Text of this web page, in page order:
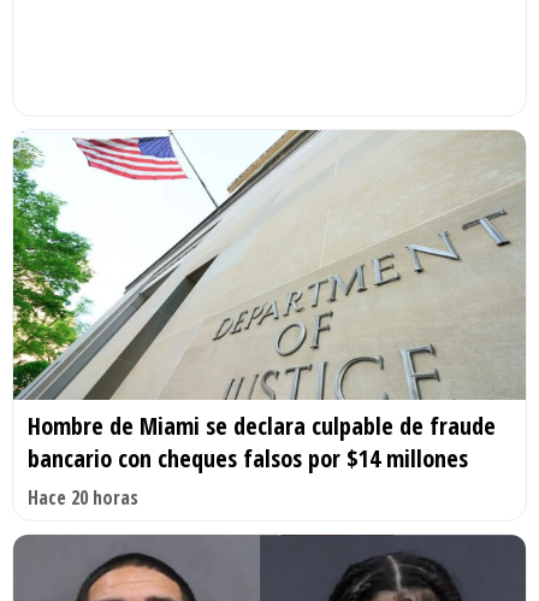
Hombre de Miami se declara culpable de fraude
bancario con cheques falsos por $14 millones
Hace 20 horas